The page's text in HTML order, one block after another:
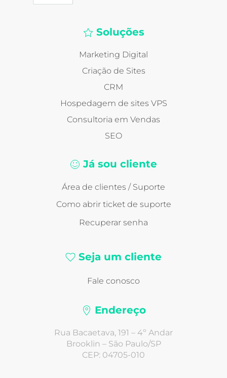
Soluções
Marketing Digital
Criação de Sites
CRM
Hospedagem de sites VPS
Consultoria em Vendas
SEO
Já sou cliente
Área de clientes / Suporte
Como abrir ticket de suporte
Recuperar senha
Seja um cliente
Fale conosco
Endereço
Rua Bacaetava, 191 – 4º Andar
Brooklin – São Paulo/SP
CEP: 04705-010